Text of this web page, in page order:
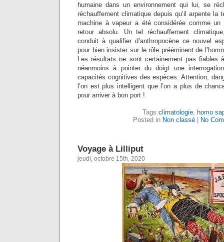
humaine dans un environnement qui lui, se
réchauffement climatique depuis qu’il arpente la
machine à vapeur a été considérée comme un
retour absolu. Un tel réchauffement
conduit à qualifier d’anthropocène ce nouvel
pour bien insister sur le rôle prééminent de
Les résultats ne sont certainement pas fiables
néanmoins à pointer du doigt une
capacités cognitives des espèces. Attention,
l’on est plus intelligent que l’on a plus de
pour arriver à bon port !
Tags:climatologie, homo
Posted in Non classé| No
Voyage à Lilliput
jeudi, octobre 15th, 2020